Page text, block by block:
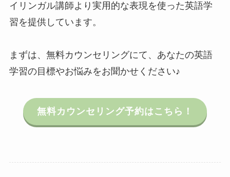
イリンガル講師より実用的な表現を使った英語学
習を提供しています。
まずは、無料カウンセリングにて、あなたの英語
学習の目標やお悩みをお聞かせください♪
無料カウンセリング予約はこちら！